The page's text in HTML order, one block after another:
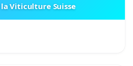
Viticulture Suisse